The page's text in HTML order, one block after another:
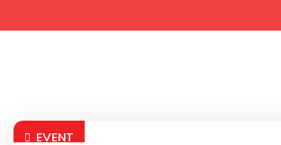
EVENT